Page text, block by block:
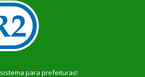
sistema para prefeituras!